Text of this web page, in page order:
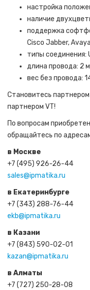
настройка
наличие
поддержка
Cisco Jabber,
типы соединения:
длина провода: 2
вес без провода:
Становитесь
партнером VT!
По вопросам
обращайтесь по
в Москве
+7 (495) 926-26-44
sales@ipmatika.ru
в Екатеринбурге
+7 (343) 288-76-44
ekb@ipmatika.ru
в Казани
+7 (843) 590-02-01
kazan@ipmatika.ru
в Алматы
+7 (727) 250-28-08